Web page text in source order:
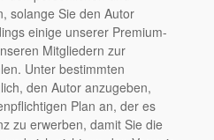
solange Sie den Autor
einige unserer Premium-
Mitgliedern zur
Unter bestimmten
den Autor anzugeben,
Plan an, der es
zu erwerben, damit Sie die